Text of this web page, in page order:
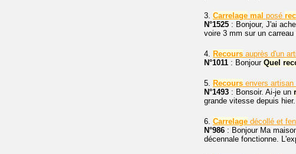
3. Carrelage mal posé
N°1525 : Bonjour, J'ai
voire 3 mm sur un
4. Recours auprès d'un
N°1011 : Bonjour Quel
5. Recours envers artisan
N°1493 : Bonsoir. Ai-je un
grande vitesse depuis
6. Carrelage décollé et
N°986 : Bonjour Ma
décennale fonctionne.